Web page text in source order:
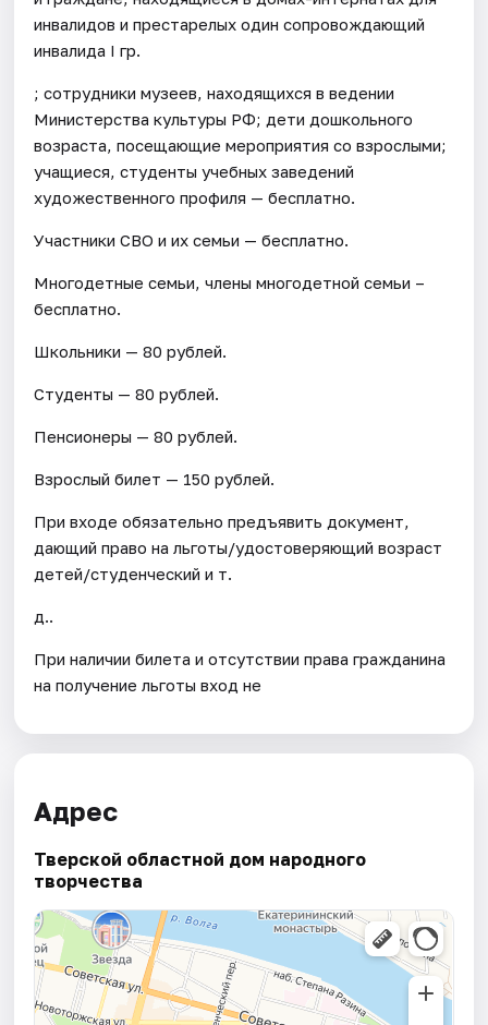
инвалидов и престарелых один сопровождающий
инвалида I гр.
; сотрудники музеев, находящихся в ведении
Министерства культуры РФ; дети дошкольного
возраста, посещающие мероприятия со взрослыми;
учащиеся, студенты учебных заведений
художественного профиля — бесплатно.
Участники СВО и их семьи — бесплатно.
Многодетные семьи, члены многодетной семьи –
бесплатно.
Школьники — 80 рублей.
Студенты — 80 рублей.
Пенсионеры — 80 рублей.
Взрослый билет — 150 рублей.
При входе обязательно предъявить документ,
дающий право на льготы/удостоверяющий возраст
детей/студенческий и т.
д..
При наличии билета и отсутствии права гражданина
на получение льготы вход не
Адрес
Тверской областной дом народного
творчества